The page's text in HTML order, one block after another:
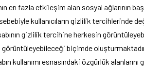
en fazla etkileşim alan sosyal ağlarının
kullanıcıların gizlilik tercihlerinde
gizlilik tercihine herkesin
görüntüleyebileceği biçimde
kullanımı esnasındaki özgürlük